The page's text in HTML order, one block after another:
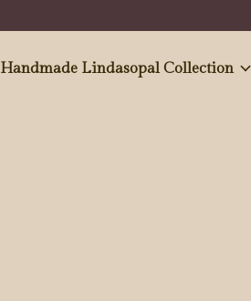
Handmade Lindasopal Collection